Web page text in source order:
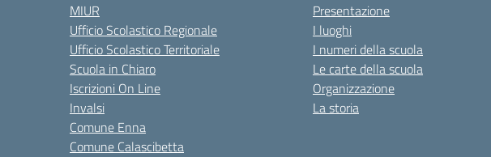
MIUR
Ufficio Scolastico Regionale
Ufficio Scolastico Territoriale
Scuola in Chiaro
Iscrizioni On Line
Invalsi
Comune Enna
Comune Calascibetta
Presentazione
I luoghi
I numeri della scuola
Le carte della scuola
Organizzazione
La storia